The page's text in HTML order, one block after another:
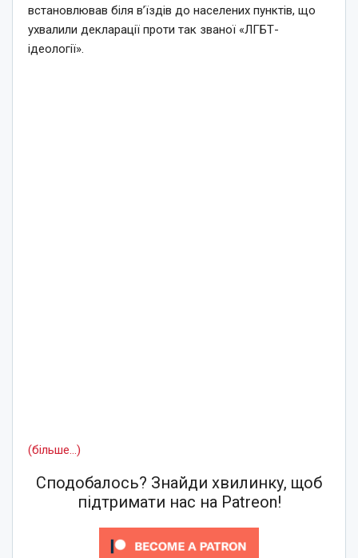
встановлював біля в’їздів до населених пунктів, що
ухвалили декларації проти так званої «ЛГБТ-
ідеології».
(більше…)
Сподобалось? Знайди хвилинку, щоб
підтримати нас на Patreon!